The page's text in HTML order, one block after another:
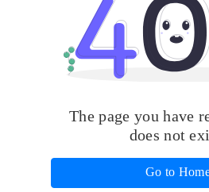
The page you have
does not
Go to